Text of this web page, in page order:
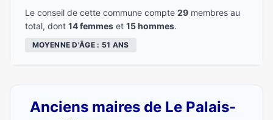
Le conseil de cette commune compte 29 membres au
total, dont 14 femmes et 15 hommes.
MOYENNE D'ÂGE : 51 ANS
Anciens maires de Le Palais-